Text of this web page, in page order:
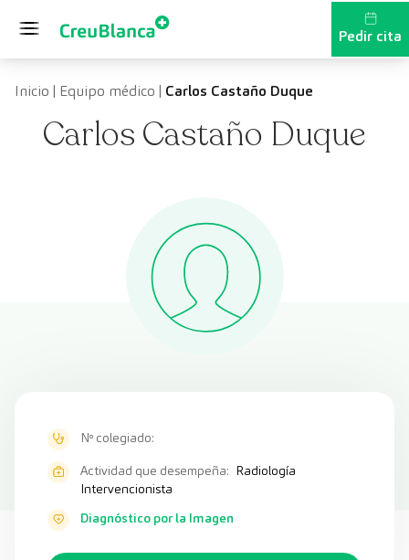
Pedir cita
Inicio | Equipo médico | Carlos Castaño Duque
Carlos Castaño Duque
Nº colegiado:
Actividad que desempeña: Radiología
Intervencionista
Diagnóstico por la Imagen